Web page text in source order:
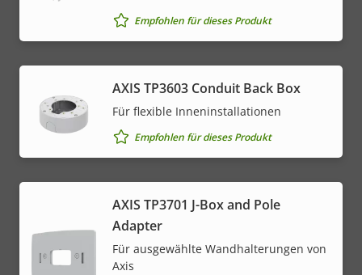
Empfohlen für dieses Produkt
AXIS TP3603 Conduit Back Box
Für flexible Inneninstallationen
Empfohlen für dieses Produkt
AXIS TP3701 J-Box and Pole
Adapter
Für ausgewählte Wandhalterungen von
Axis